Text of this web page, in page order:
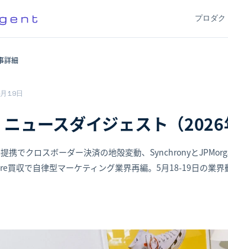
プロダク
詳細
19日
ュースダイジェスト（2026
でクロスボーダー決済の地殻変動、Synchronyと
買収で自律型マーケティング業界再編。5月18-19日の業界